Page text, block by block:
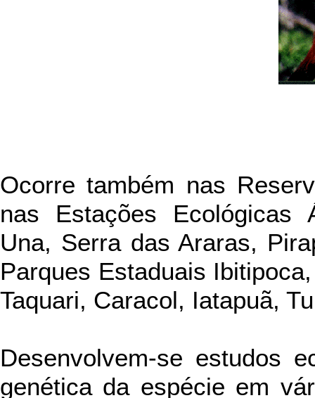
Ocorre também nas
nas Estações Ecológicas
Una, Serra das Araras,
Parques Estaduais
Taquari, Caracol, Iatapuã,
Desenvolvem-se estudos
genética da espécie em